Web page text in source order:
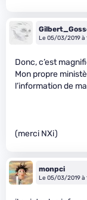
Le 05/03/2019 à
Donc, c’est
Mon propre
l’information de
(merci NXi)
monpci
Le 05/03/2019 à